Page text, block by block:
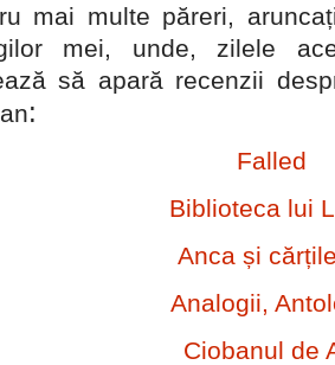
mai multe păreri,
mei, unde, zilele
să apară recenzii
:
Falled
Biblioteca lui
Anca și
Analogii,
Ciobanul de